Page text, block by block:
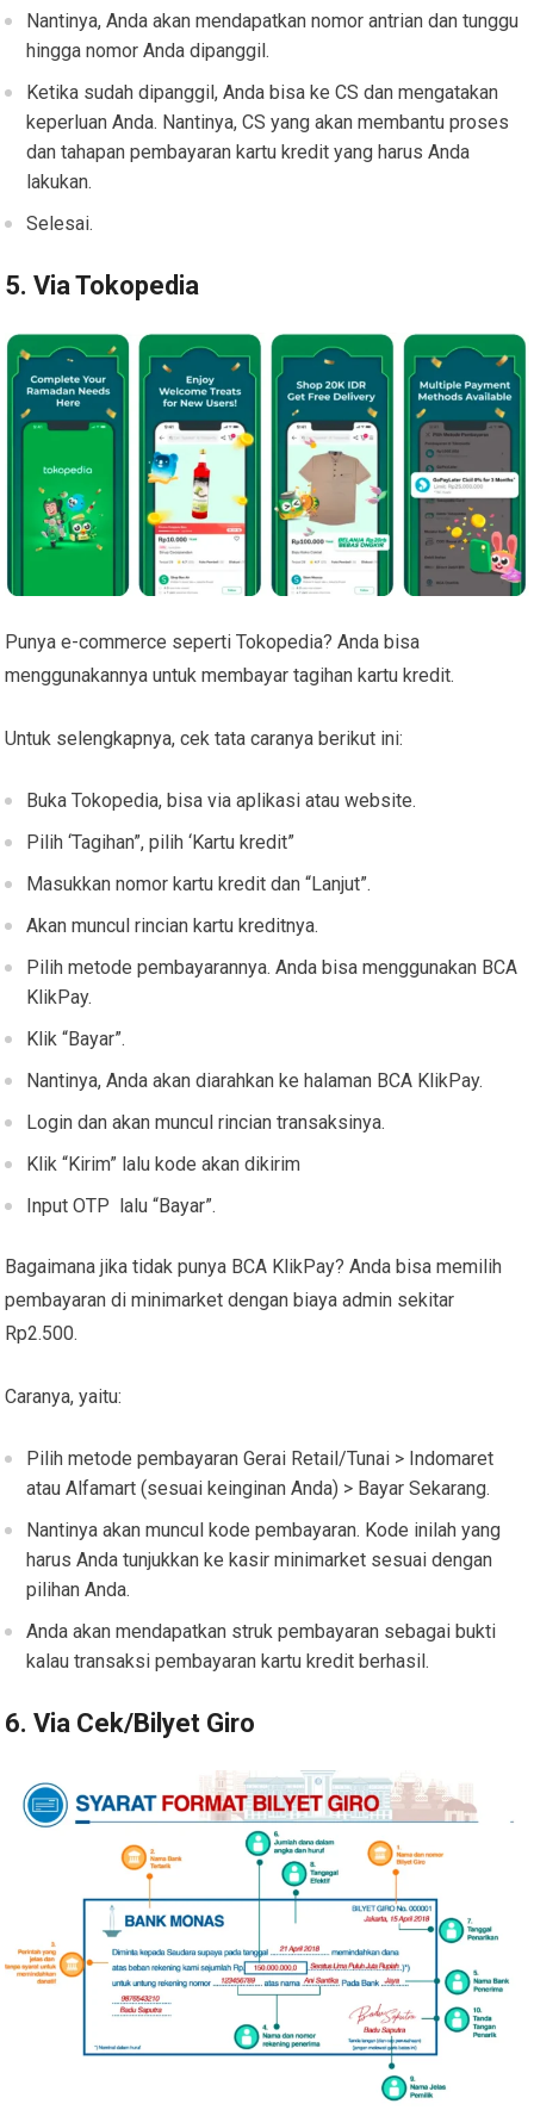
Nantinya, Anda akan mendapatkan nomor antrian dan tunggu
hingga nomor Anda dipanggil.
Ketika sudah dipanggil, Anda bisa ke CS dan mengatakan
keperluan Anda. Nantinya, CS yang akan membantu proses
dan tahapan pembayaran kartu kredit yang harus Anda
lakukan.
Selesai.
5. Via Tokopedia
Punya e-commerce seperti Tokopedia? Anda bisa
menggunakannya untuk membayar tagihan kartu kredit.
Untuk selengkapnya, cek tata caranya berikut ini:
Buka Tokopedia, bisa via aplikasi atau website.
Pilih ‘Tagihan”, pilih ‘Kartu kredit”
Masukkan nomor kartu kredit dan “Lanjut”.
Akan muncul rincian kartu kreditnya.
Pilih metode pembayarannya. Anda bisa menggunakan BCA
KlikPay.
Klik “Bayar”.
Nantinya, Anda akan diarahkan ke halaman BCA KlikPay.
Login dan akan muncul rincian transaksinya.
Klik “Kirim” lalu kode akan dikirim
Input OTP lalu “Bayar”.
Bagaimana jika tidak punya BCA KlikPay? Anda bisa memilih
pembayaran di minimarket dengan biaya admin sekitar
Rp2.500.
Caranya, yaitu:
Pilih metode pembayaran Gerai Retail/Tunai > Indomaret
atau Alfamart (sesuai keinginan Anda) > Bayar Sekarang.
Nantinya akan muncul kode pembayaran. Kode inilah yang
harus Anda tunjukkan ke kasir minimarket sesuai dengan
pilihan Anda.
Anda akan mendapatkan struk pembayaran sebagai bukti
kalau transaksi pembayaran kartu kredit berhasil.
6. Via Cek/Bilyet Giro